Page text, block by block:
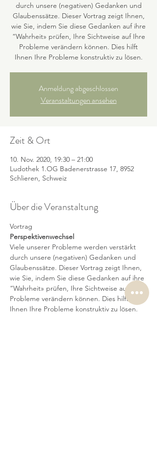
durch unsere (negativen) Gedanken und
Glaubenssätze. Dieser Vortrag zeigt Ihnen,
wie Sie, indem Sie diese Gedanken auf ihre
“Wahrheit» prüfen, Ihre Sichtweise auf Ihre
Probleme verändern können. Dies hilft
Ihnen Ihre Probleme konstruktiv zu lösen.
Anmeldung abgeschlossen
Veranstaltungen ansehen
Zeit & Ort
10. Nov. 2020, 19:30 – 21:00
Ludothek 1.OG Badenerstrasse 17, 8952
Schlieren, Schweiz
Über die Veranstaltung
Vortrag
Perspektivenwechsel
Viele unserer Probleme werden verstärkt
durch unsere (negativen) Gedanken und
Glaubenssätze. Dieser Vortrag zeigt Ihnen,
wie Sie, indem Sie diese Gedanken auf ihre
“Wahrheit» prüfen, Ihre Sichtweise auf Ihre
Probleme verändern können. Dies hilft
Ihnen Ihre Probleme konstruktiv zu lösen.